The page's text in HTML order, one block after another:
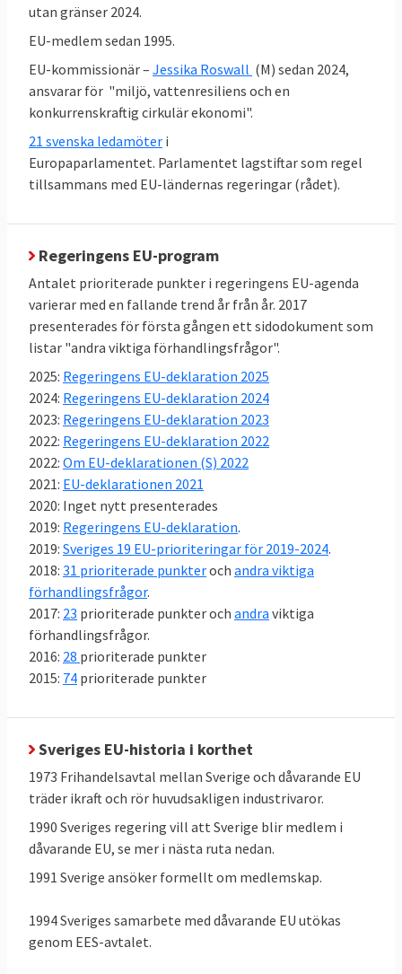
Den höga graden av enighet står i kontrast
till mediabilden som ibland rapporterar om
stora konflikter och oenighet i EU-politiken.
Därmed inte sagt att det inte bråkas i
svensk EU-politik,se här.
lagar
Mellan 2014 och 2023 antog EU-ländernas
regeringar i ministerrådet 734 lagar. EU-
ländernas regeringar, var oavsett politisk
färg, nästan alltid överens om nya EU-lagar.
Sverige röstade nej 14 gånger – knappt 2
procent av lagarna. I nästan 98 procent av
omröstningarna i EU röstade Sverige, efter
beslut i riksdagens EU-nämnd, ja till nya EU-
lagar. Läsmer om undersökningen.
utan gränser 2024.
EU-medlem sedan 1995.
EU-kommissionär – Jessika Roswall (M) sedan 2024,
ansvarar för "miljö, vattenresiliens och en
konkurrenskraftig cirkulär ekonomi".
21 svenska ledamöter i
Europaparlamentet. Parlamentet lagstiftar som regel
tillsammans med EU-ländernas regeringar (rådet).
Regeringens EU-program
Antalet prioriterade punkter i regeringens EU-agenda
varierar med en fallande trend år från år. 2017
presenterades för första gången ett sidodokument som
listar "andra viktiga förhandlingsfrågor".
2025: Regeringens EU-deklaration 2025
2024: Regeringens EU-deklaration 2024
2023: Regeringens EU-deklaration 2023
2022: Regeringens EU-deklaration 2022
2022: Om EU-deklarationen (S) 2022
2021: EU-deklarationen 2021
2020: Inget nytt presenterades
2019: Regeringens EU-deklaration.
2019: Sveriges 19 EU-prioriteringar för 2019-2024.
2018: 31 prioriterade punkteroch andra viktiga
förhandlingsfrågor.
2017: 23 prioriterade punkter och andra viktiga
förhandlingsfrågor.
2016: 28 prioriterade punkter
2015: 74 prioriterade punkter
Sveriges EU-historia i korthet
1973 Frihandelsavtal mellan Sverige och dåvarande EU
träder ikraft och rör huvudsakligen industrivaror.
1990 Sveriges regering vill att Sverige blir medlem i
dåvarande EU, se mer i nästa ruta nedan.
1991 Sverige ansöker formellt om medlemskap.
1994 Sveriges samarbete med dåvarande EU utökas
genom EES-avtalet.